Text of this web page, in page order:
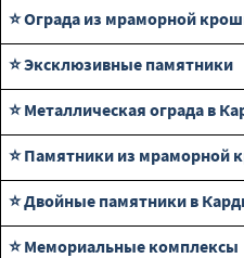
⭐ Ограда из мраморной
⭐ Эксклюзивные памятники
⭐ Металлическая ограда в
⭐ Памятники из мраморной
⭐ Двойные памятники в
⭐ Мемориальные комплексы